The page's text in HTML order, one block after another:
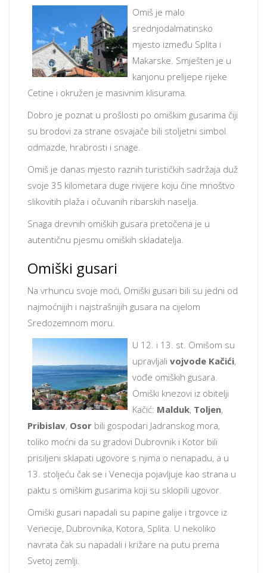
Omiš je malo
srednjodalmatinsko
mjesto između Splita i
Makarske. Smješten je u
kanjonu prelijepe rijeke
Cetine i okružen je masivnim klisurama.
Dobro je poznat u prošlosti po omiškim gusarima čiji
su brodovi za strane osvajače bili stoljetni simbol
odmazde, hrabrosti i snage.
Omiš je danas mjesto raznih turističkih sadržaja duž
svoje 35 kilometara duge rivijere koju čine mnoštvo
slikovitih plaža i očuvanih ribarskih naselja.
Snaga drevnih omiških gusara pretočena je u
autentičnu pjesmu omiških skladatelja.
Omiški gusari
Na vrhuncu svoje moći, Omiški gusari bili su jedni od
najmoćnijih i najstrašnijih gusara na cijelom
Sredozemnom moru.
U 12. i 13. st. Omišom su
upravljali vojvode Kačići,
vođe omiških gusara.
Omiški knezovi iz obitelji
Kačić: Malduk, Toljen,
Pribislav, Osor bili gospodari Jadranskog mora,
toliko moćni da su gradovi Dubrovnik i Kotor bili
prisiljeni sklapati ugovore s njima o nenapadu, a u
13. stoljeću čak se i Venecija pojavljuje kao strana u
paktu s omiškim gusarima koji su sklopili ugovor.
Omiški gusari napadali su papine galije i trgovce iz
Venecije, Dubrovnika, Kotora, Splita. U nekoliko
navrata čak su napadali i križare na putu prema
Svetoj zemlji.